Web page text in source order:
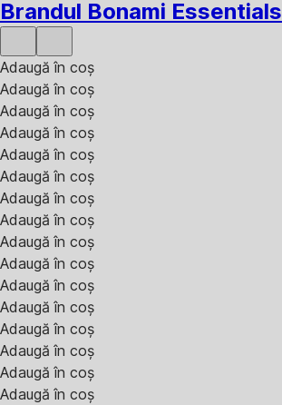
Brandul Bonami Essentials
Adaugă în coș
Adaugă în coș
Adaugă în coș
Adaugă în coș
Adaugă în coș
Adaugă în coș
Adaugă în coș
Adaugă în coș
Adaugă în coș
Adaugă în coș
Adaugă în coș
Adaugă în coș
Adaugă în coș
Adaugă în coș
Adaugă în coș
Adaugă în coș